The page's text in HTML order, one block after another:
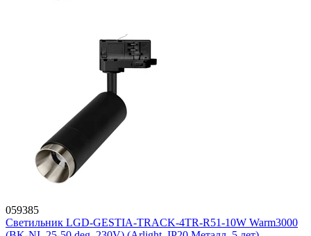
059385
Светильник LGD-GESTIA-TRACK-4TR-R51-10W Warm3000